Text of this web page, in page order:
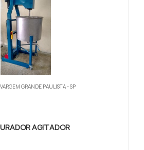
GRANDE PAULISTA - SP
AGITADOR